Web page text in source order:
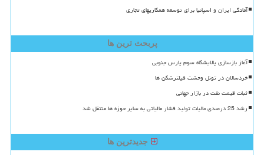
آمادگی ایران و اسپانیا برای توسعه همکاریهای تجاری
پربحث ترین ها
آغاز بازسازی پالایشگاه سوم پارس جنوبی
خردسالان در تونل وحشت فیلترشکن ها
ثبات قیمت نفت در بازار جهانی
رشد 25 درصدی مالیات تولید فشار مالیاتی به سایر حوزه ها منتقل شد
جدیدترین ها